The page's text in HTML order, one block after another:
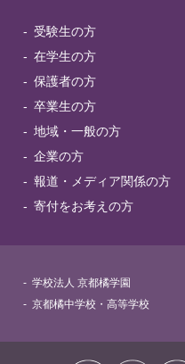
受験生の方
在学生の方
保護者の方
卒業生の方
地域・一般の方
企業の方
報道・メディア関係の方
寄付をお考えの方
学校法人 京都橘学園
京都橘中学校・高等学校